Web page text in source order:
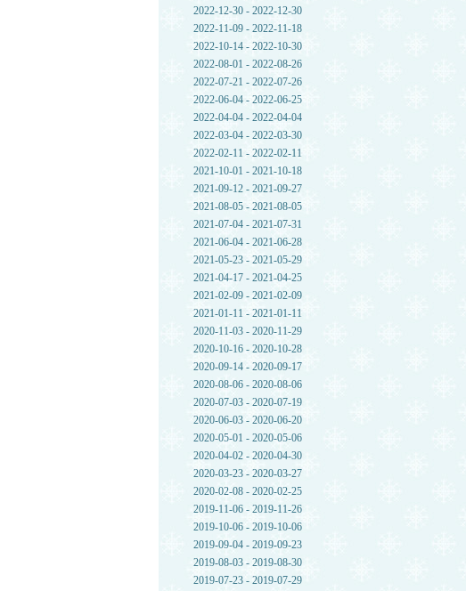
2022-12-30 - 2022-12-30
2022-11-09 - 2022-11-18
2022-10-14 - 2022-10-30
2022-08-01 - 2022-08-26
2022-07-21 - 2022-07-26
2022-06-04 - 2022-06-25
2022-04-04 - 2022-04-04
2022-03-04 - 2022-03-30
2022-02-11 - 2022-02-11
2021-10-01 - 2021-10-18
2021-09-12 - 2021-09-27
2021-08-05 - 2021-08-05
2021-07-04 - 2021-07-31
2021-06-04 - 2021-06-28
2021-05-23 - 2021-05-29
2021-04-17 - 2021-04-25
2021-02-09 - 2021-02-09
2021-01-11 - 2021-01-11
2020-11-03 - 2020-11-29
2020-10-16 - 2020-10-28
2020-09-14 - 2020-09-17
2020-08-06 - 2020-08-06
2020-07-03 - 2020-07-19
2020-06-03 - 2020-06-20
2020-05-01 - 2020-05-06
2020-04-02 - 2020-04-30
2020-03-23 - 2020-03-27
2020-02-08 - 2020-02-25
2019-11-06 - 2019-11-26
2019-10-06 - 2019-10-06
2019-09-04 - 2019-09-23
2019-08-03 - 2019-08-30
2019-07-23 - 2019-07-29